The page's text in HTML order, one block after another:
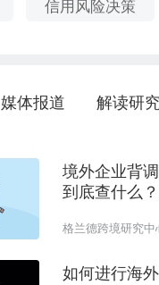
信用风险决策
媒体报道 解读研究
境外企业背
到底查什么
次看懂
格兰德跨境研究中
如何进行海